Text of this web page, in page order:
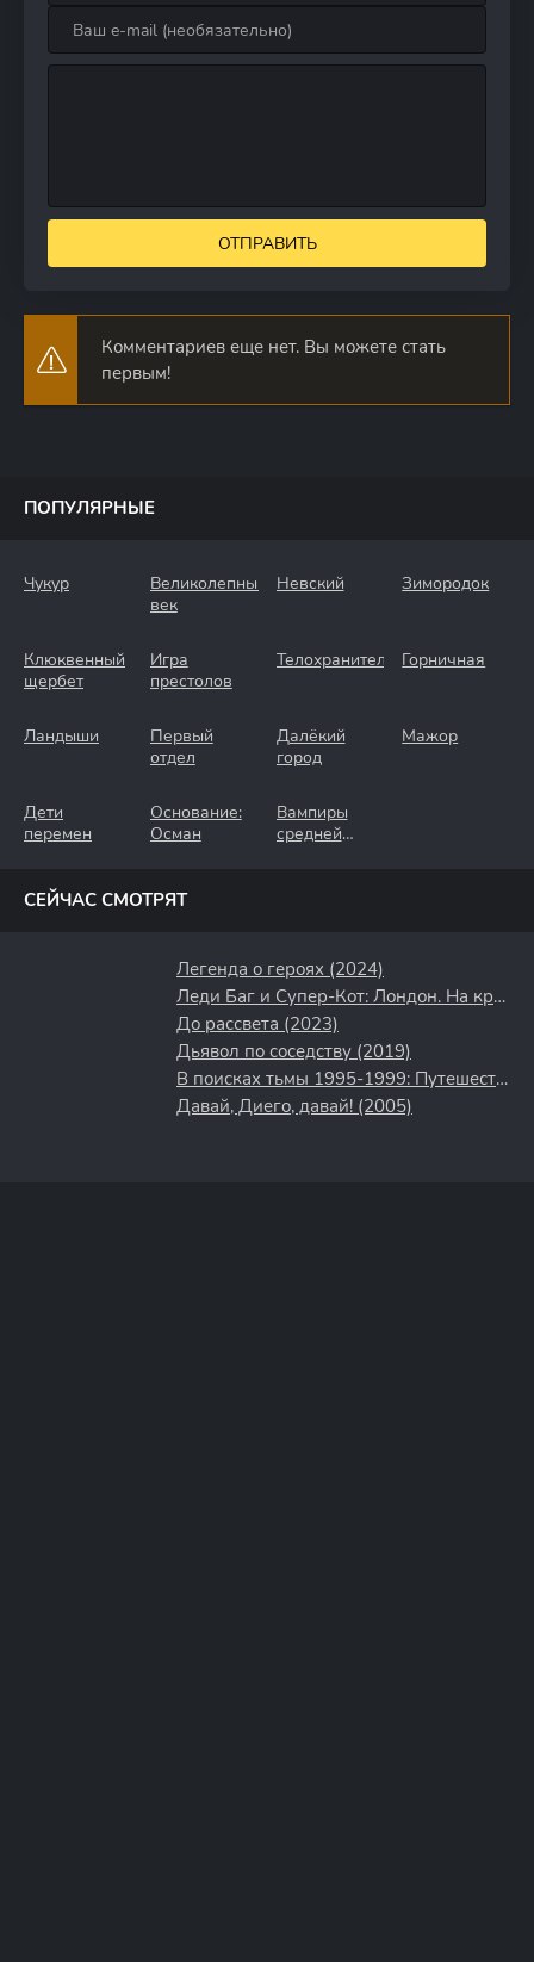
ОТПРАВИТЬ
Комментариев еще нет. Вы можете стать
первым!
ПОПУЛЯРНЫЕ
Чукур
Великолепный
век
Невский Зимородок
Клюквенный
щербет
Игра
престолов
Телохранители Горничная
Ландыши
Первый
отдел
Далёкий
город
Мажор
Дети
перемен
Основание:
Осман
Вампиры
средней
СЕЙЧАС СМОТРЯТ
Легенда о героях (2024)
Леди Баг и Супер-Кот: Лондон. На краю времени (2024)
До рассвета (2023)
Дьявол по соседству (2019)
В поисках тьмы 1995-1999: Путешествие в культовый хоррор 90-х (2025)
Давай, Диего, давай! (2005)